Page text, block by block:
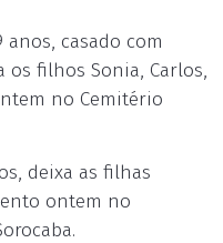
anos, casado com
os filhos Sonia, Carlos,
no Cemitério
deixa as filhas
ontem no